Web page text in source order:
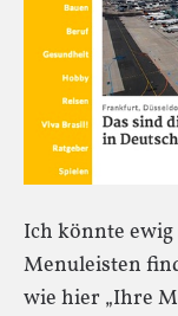
Ich könnte
Menuleisten
wie hier „Ihre